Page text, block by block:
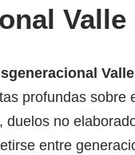
Valle
profundas sobre
duelos no
entre